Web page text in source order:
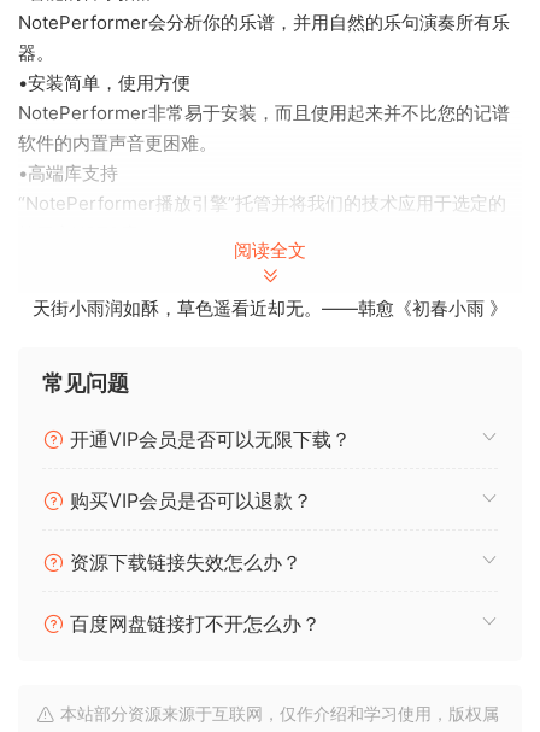
NotePerformer会分析你的乐谱，并用自然的乐句演奏所有乐
器。
•安装简单，使用方便
NotePerformer非常易于安装，而且使用起来并不比您的记谱
软件的内置声音更困难。
•高端库支持
“NotePerformer播放引擎”托管并将我们的技术应用于选定的
要快得多。
我们使用自己的内部技术，弥合样品和合成之间的差距。
•播放引擎
开发人员选择的样本替换我们的内置声音。
NotePerformer兼容的动态和清晰度，无需付出技术努力。
阅读全文
天街小雨润如酥，草色遥看近却无。——韩愈《初春小雨 》
常见问题
开通VIP会员是否可以无限下载？
购买VIP会员是否可以退款？
资源下载链接失效怎么办？
百度网盘链接打不开怎么办？
本站部分资源来源于互联网，仅作介绍和学习使用，版权属